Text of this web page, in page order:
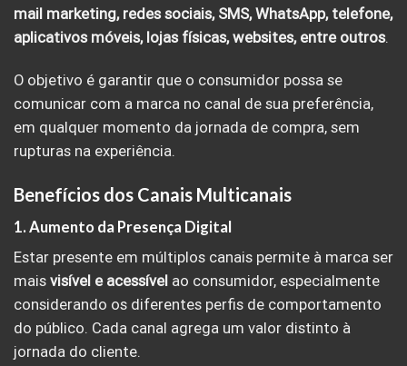
mail marketing, redes sociais, SMS, WhatsApp, telefone,
aplicativos móveis, lojas físicas, websites, entre outros.
O objetivo é garantir que o consumidor possa se
comunicar com a marca no canal de sua preferência,
em qualquer momento da jornada de compra, sem
rupturas na experiência.
Benefícios dos Canais Multicanais
1. Aumento da Presença Digital
Estar presente em múltiplos canais permite à marca ser
mais visível e acessível ao consumidor, especialmente
considerando os diferentes perfis de comportamento
do público. Cada canal agrega um valor distinto à
jornada do cliente.